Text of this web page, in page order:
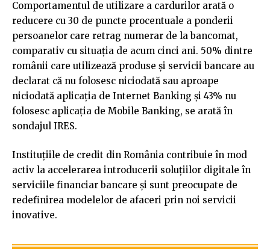
Comportamentul de utilizare a cardurilor arată o
reducere cu 30 de puncte procentuale a ponderii
persoanelor care retrag numerar de la bancomat,
comparativ cu situația de acum cinci ani. 50% dintre
românii care utilizează produse și servicii bancare au
declarat că nu folosesc niciodată sau aproape
niciodată aplicația de Internet Banking și 43% nu
folosesc aplicația de Mobile Banking, se arată în
sondajul IRES.
Instituțiile de credit din România contribuie în mod
activ la accelerarea introducerii soluțiilor digitale în
serviciile financiar bancare și sunt preocupate de
redefinirea modelelor de afaceri prin noi servicii
inovative.